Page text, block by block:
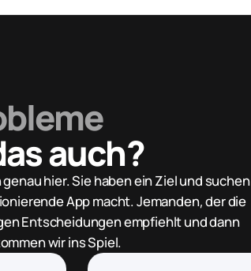
auch?
hier. Sie haben ein Ziel und suchen
App macht. Jemanden, der die
Entscheidungen empfiehlt und dann
wir ins Spiel.